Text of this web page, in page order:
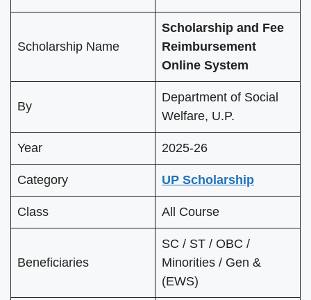
Scholarship Name
Scholarship and Fee
Reimbursement
Online System
By
Department of Social
Welfare, U.P.
Year 2025-26
Category UP Scholarship
Class All Course
Beneficiaries
SC / ST / OBC /
Minorities / Gen &
(EWS)